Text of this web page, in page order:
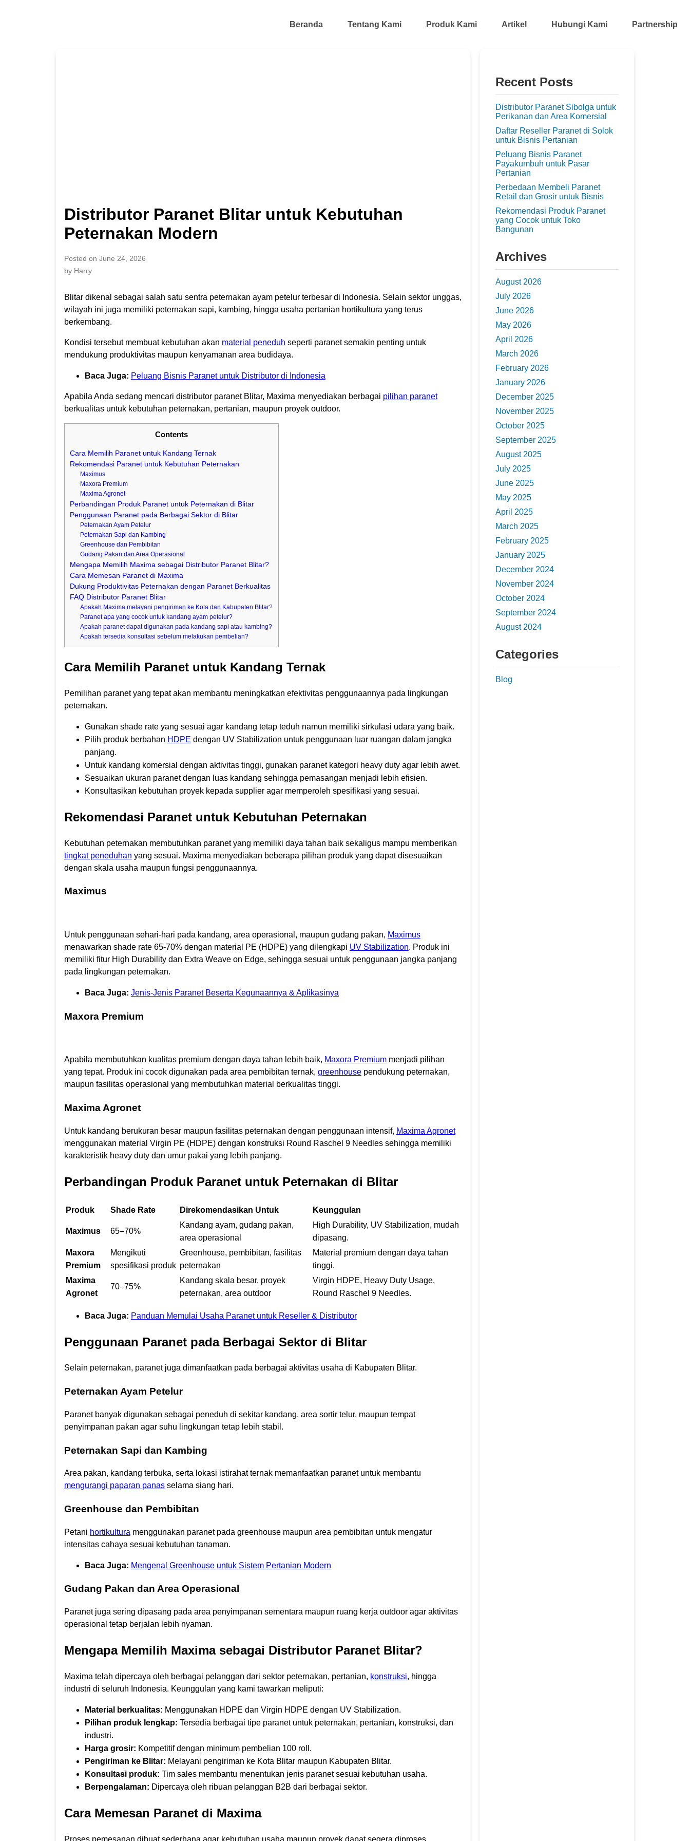
Beranda Tentang Kami Produk Kami Artikel Hubungi Kami Partnership
Distributor Paranet Blitar untuk Kebutuhan
Peternakan Modern
Posted on June 24, 2026
by Harry
Blitar dikenal sebagai salah satu sentra peternakan ayam petelur terbesar di Indonesia. Selain sektor unggas,
wilayah ini juga memiliki peternakan sapi, kambing, hingga usaha pertanian hortikultura yang terus
berkembang.
Kondisi tersebut membuat kebutuhan akan material peneduh seperti paranet semakin penting untuk
mendukung produktivitas maupun kenyamanan area budidaya.
Baca Juga: Peluang Bisnis Paranet untuk Distributor di Indonesia
Apabila Anda sedang mencari distributor paranet Blitar, Maxima menyediakan berbagai pilihan paranet
berkualitas untuk kebutuhan peternakan, pertanian, maupun proyek outdoor.
Contents
Cara Memilih Paranet untuk Kandang Ternak
Rekomendasi Paranet untuk Kebutuhan Peternakan
Maximus
Maxora Premium
Maxima Agronet
Perbandingan Produk Paranet untuk Peternakan di Blitar
Penggunaan Paranet pada Berbagai Sektor di Blitar
Peternakan Ayam Petelur
Peternakan Sapi dan Kambing
Greenhouse dan Pembibitan
Gudang Pakan dan Area Operasional
Mengapa Memilih Maxima sebagai Distributor Paranet Blitar?
Cara Memesan Paranet di Maxima
Dukung Produktivitas Peternakan dengan Paranet Berkualitas
FAQ Distributor Paranet Blitar
Apakah Maxima melayani pengiriman ke Kota dan Kabupaten Blitar?
Paranet apa yang cocok untuk kandang ayam petelur?
Apakah paranet dapat digunakan pada kandang sapi atau kambing?
Apakah tersedia konsultasi sebelum melakukan pembelian?
Cara Memilih Paranet untuk Kandang Ternak
Pemilihan paranet yang tepat akan membantu meningkatkan efektivitas penggunaannya pada lingkungan
peternakan.
Gunakan shade rate yang sesuai agar kandang tetap teduh namun memiliki sirkulasi udara yang baik.
Pilih produk berbahan HDPE dengan UV Stabilization untuk penggunaan luar ruangan dalam jangka
panjang.
Untuk kandang komersial dengan aktivitas tinggi, gunakan paranet kategori heavy duty agar lebih awet.
Sesuaikan ukuran paranet dengan luas kandang sehingga pemasangan menjadi lebih efisien.
Konsultasikan kebutuhan proyek kepada supplier agar memperoleh spesifikasi yang sesuai.
Rekomendasi Paranet untuk Kebutuhan Peternakan
Kebutuhan peternakan membutuhkan paranet yang memiliki daya tahan baik sekaligus mampu memberikan
tingkat peneduhan yang sesuai. Maxima menyediakan beberapa pilihan produk yang dapat disesuaikan
dengan skala usaha maupun fungsi penggunaannya.
Maximus
Untuk penggunaan sehari-hari pada kandang, area operasional, maupun gudang pakan, Maximus
menawarkan shade rate 65-70% dengan material PE (HDPE) yang dilengkapi UV Stabilization. Produk ini
memiliki fitur High Durability dan Extra Weave on Edge, sehingga sesuai untuk penggunaan jangka panjang
pada lingkungan peternakan.
Baca Juga: Jenis-Jenis Paranet Beserta Kegunaannya & Aplikasinya
Maxora Premium
Apabila membutuhkan kualitas premium dengan daya tahan lebih baik, Maxora Premiummenjadi pilihan
yang tepat. Produk ini cocok digunakan pada area pembibitan ternak, greenhousependukung peternakan,
maupun fasilitas operasional yang membutuhkan material berkualitas tinggi.
Maxima Agronet
Untuk kandang berukuran besar maupun fasilitas peternakan dengan penggunaan intensif, Maxima Agronet
menggunakan material Virgin PE (HDPE) dengan konstruksi Round Raschel 9 Needles sehingga memiliki
karakteristik heavy duty dan umur pakai yang lebih panjang.
Perbandingan Produk Paranet untuk Peternakan di Blitar
Produk Shade Rate Direkomendasikan Untuk Keunggulan
Maximus 65–70%
Kandang ayam, gudang pakan,
area operasional
High Durability, UV Stabilization, mudah
dipasang.
Maxora
Premium
Mengikuti
spesifikasi produk
Greenhouse, pembibitan, fasilitas
peternakan
Material premium dengan daya tahan
tinggi.
Maxima
Agronet
70–75%
Kandang skala besar, proyek
peternakan, area outdoor
Virgin HDPE, Heavy Duty Usage,
Round Raschel 9 Needles.
Baca Juga: Panduan Memulai Usaha Paranet untuk Reseller & Distributor
Penggunaan Paranet pada Berbagai Sektor di Blitar
Selain peternakan, paranet juga dimanfaatkan pada berbagai aktivitas usaha di Kabupaten Blitar.
Peternakan Ayam Petelur
Paranet banyak digunakan sebagai peneduh di sekitar kandang, area sortir telur, maupun tempat
penyimpanan pakan agar suhu lingkungan tetap lebih stabil.
Peternakan Sapi dan Kambing
Area pakan, kandang terbuka, serta lokasi istirahat ternak memanfaatkan paranet untuk membantu
mengurangi paparan panasselama siang hari.
Greenhouse dan Pembibitan
Petani hortikultura menggunakan paranet pada greenhouse maupun area pembibitan untuk mengatur
intensitas cahaya sesuai kebutuhan tanaman.
Baca Juga: Mengenal Greenhouse untuk Sistem Pertanian Modern
Gudang Pakan dan Area Operasional
Paranet juga sering dipasang pada area penyimpanan sementara maupun ruang kerja outdoor agar aktivitas
operasional tetap berjalan lebih nyaman.
Mengapa Memilih Maxima sebagai Distributor Paranet Blitar?
Maxima telah dipercaya oleh berbagai pelanggan dari sektor peternakan, pertanian, konstruksi, hingga
industri di seluruh Indonesia. Keunggulan yang kami tawarkan meliputi:
Material berkualitas: Menggunakan HDPE dan Virgin HDPE dengan UV Stabilization.
Pilihan produk lengkap: Tersedia berbagai tipe paranet untuk peternakan, pertanian, konstruksi, dan
industri.
Harga grosir: Kompetitif dengan minimum pembelian 100 roll.
Pengiriman ke Blitar: Melayani pengiriman ke Kota Blitar maupun Kabupaten Blitar.
Konsultasi produk: Tim sales membantu menentukan jenis paranet sesuai kebutuhan usaha.
Berpengalaman: Dipercaya oleh ribuan pelanggan B2B dari berbagai sektor.
Cara Memesan Paranet di Maxima
Proses pemesanan dibuat sederhana agar kebutuhan usaha maupun proyek dapat segera diproses.
Recent Posts
Distributor Paranet Sibolga untuk
Perikanan dan Area Komersial
Daftar Reseller Paranet di Solok
untuk Bisnis Pertanian
Peluang Bisnis Paranet
Payakumbuh untuk Pasar
Pertanian
Perbedaan Membeli Paranet
Retail dan Grosir untuk Bisnis
Rekomendasi Produk Paranet
yang Cocok untuk Toko
Bangunan
Archives
August 2026
July 2026
June 2026
May 2026
April 2026
March 2026
February 2026
January 2026
December 2025
November 2025
October 2025
September 2025
August 2025
July 2025
June 2025
May 2025
April 2025
March 2025
February 2025
January 2025
December 2024
November 2024
October 2024
September 2024
August 2024
Categories
Blog